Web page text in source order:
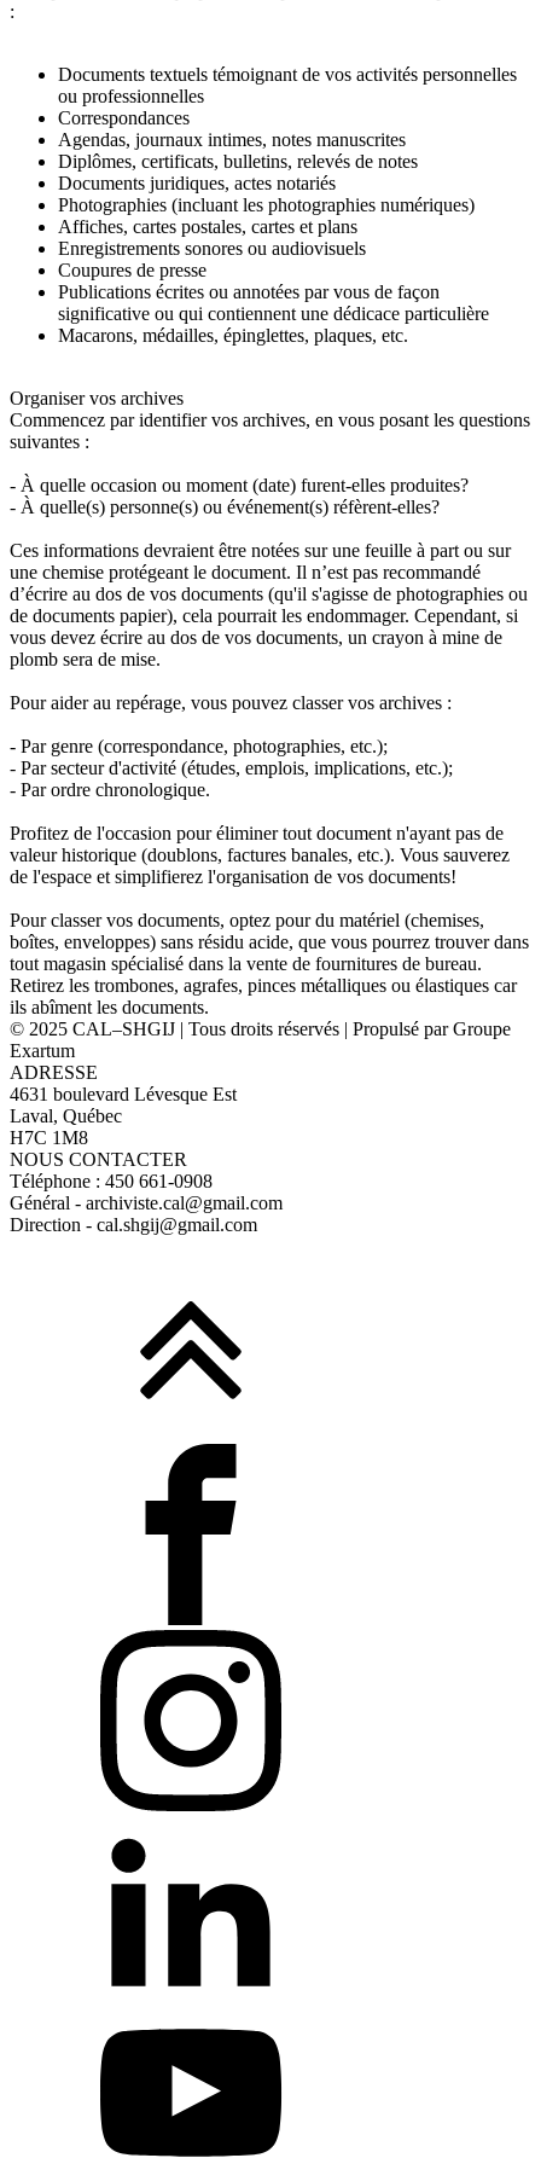
:
Documents textuels témoignant de vos activités personnelles
ou professionnelles
Correspondances
Agendas, journaux intimes, notes manuscrites
Diplômes, certificats, bulletins, relevés de notes
Documents juridiques, actes notariés
Photographies (incluant les photographies numériques)
Affiches, cartes postales, cartes et plans
Enregistrements sonores ou audiovisuels
Coupures de presse
Publications écrites ou annotées par vous de façon
significative ou qui contiennent une dédicace particulière
Macarons, médailles, épinglettes, plaques, etc.
Organiser vos archives
Commencez par identifier vos archives, en vous posant les questions
suivantes :
- À quelle occasion ou moment (date) furent-elles produites?
- À quelle(s) personne(s) ou événement(s) réfèrent-elles?
Ces informations devraient être notées sur une feuille à part ou sur
une chemise protégeant le document. Il n’est pas recommandé
d’écrire au dos de vos documents (qu'il s'agisse de photographies ou
de documents papier), cela pourrait les endommager. Cependant, si
vous devez écrire au dos de vos documents, un crayon à mine de
plomb sera de mise.
Pour aider au repérage, vous pouvez classer vos archives :
- Par genre (correspondance, photographies, etc.);
- Par secteur d'activité (études, emplois, implications, etc.);
- Par ordre chronologique.
Profitez de l'occasion pour éliminer tout document n'ayant pas de
valeur historique (doublons, factures banales, etc.). Vous sauverez
de l'espace et simplifierez l'organisation de vos documents!
Pour classer vos documents, optez pour du matériel (chemises,
boîtes, enveloppes) sans résidu acide, que vous pourrez trouver dans
tout magasin spécialisé dans la vente de fournitures de bureau.
Retirez les trombones, agrafes, pinces métalliques ou élastiques car
ils abîment les documents.
© 2025 CAL–SHGIJ | Tous droits réservés | Propulsé par Groupe
Exartum
ADRESSE
4631 boulevard Lévesque Est
Laval, Québec
H7C 1M8
NOUS CONTACTER
Téléphone : 450 661-0908
Général - archiviste.cal@gmail.com
Direction - cal.shgij@gmail.com